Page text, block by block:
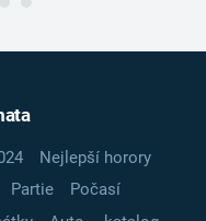
Nejlepší horory
Partie
Počasí